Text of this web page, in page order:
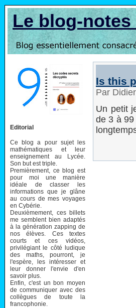
Le blog-
Editorial
Ce blog a pour sujet les
mathématiques et leur
enseignement au Lycée.
Son but est triple.
Premièrement, ce blog est
pour moi une manière
idéale de classer les
informations que je glâne
au cours de mes voyages
en Cybérie.
Deuxièmement, ces billets
me semblent bien adaptés
à la génération zapping de
nos élèves. Ces textes
courts et ces vidéos,
privilégiant le côté ludique
des maths, pourront, je
l'espère, les intéresser et
leur donner l'envie d'en
savoir plus.
Enfin, c'est un bon moyen
de communiquer avec des
collègues de toute la
francophonie.
Is this
Par
Un petit
de 3 à